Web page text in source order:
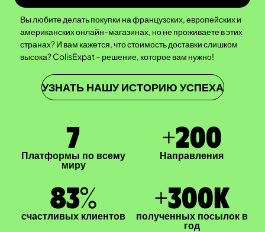
Вы любите делать покупки на французских, европейских и
американских онлайн-магазинах, но не проживаете в этих
странах? И вам кажется, что стоимость доставки слишком
высока? ColisExpat – решение, которое вам нужно!
УЗНАТЬ НАШУ ИСТОРИЮ УСПЕХА
7
Платформы по всему
миру
+200
Направления
83%
счастливых клиентов
+300K
полученных посылок в
год